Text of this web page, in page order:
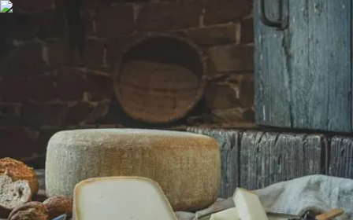
Saveurs Régionales
Culture et Traditions
Saveurs Régionales